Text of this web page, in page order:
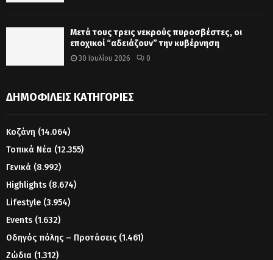
Μετά τους τρεις νεκρούς πυροσβέστες, οι
εποχικοί “αδειάζουν” την κυβέρνηση
30 Ιουλίου 2026 0
ΔΗΜΟΦΙΛΕΊΣ ΚΑΤΗΓΟΡΊΕΣ
Κοζάνη (14.064)
Τοπικά Νέα (12.355)
Γενικά (8.992)
Highlights (8.674)
Lifestyle (3.954)
Events (1.632)
Οδηγός πόλης – Προτάσεις (1.461)
Ζώδια (1.312)